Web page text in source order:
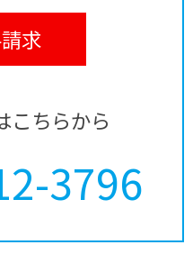
求
こちらから
3796